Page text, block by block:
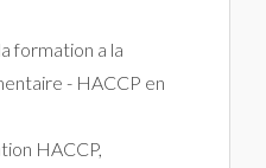
formation a la
- HACCP en
HACCP,